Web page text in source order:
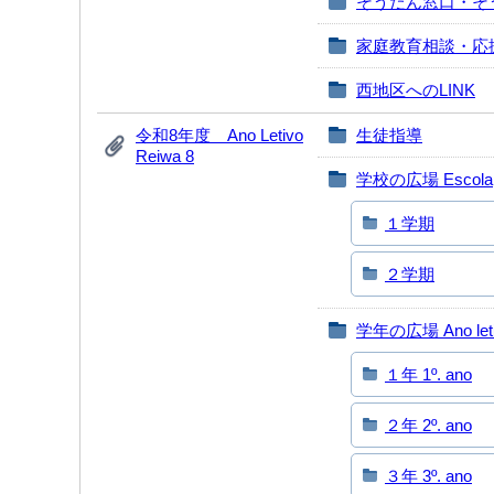
家庭教育相談・応
西地区へのLINK
令和8年度 Ano Letivo
Reiwa 8
生徒指導
学校の広場 Escola
１学期
２学期
学年の広場 Ano
１年 1º. ano
２年 2º. ano
３年 3º. ano